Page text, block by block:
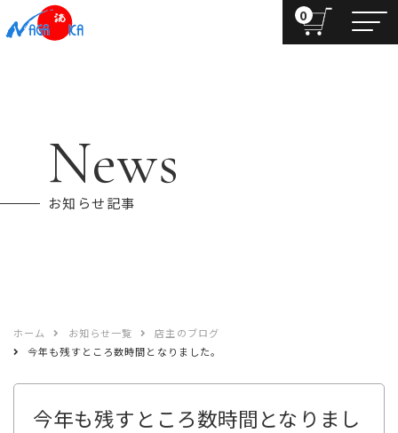
0
News
お知らせ記事
ホーム お知らせ一覧
店主のブログ
今年も残すところ数時間となりました。
今年も残すところ数時間となりまし